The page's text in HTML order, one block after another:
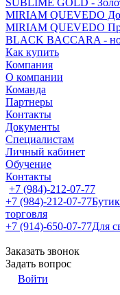
SUBLIME GOLD -
MIRIAM QUEVEDO
MIRIAM QUEVEDO
BLACK BACCARA -
Как купить
Компания
О компании
Команда
Партнеры
Контакты
Документы
Специалистам
Личный кабинет
Обучение
Контакты
+7 (984)-212-07-77
+7 (984)-212-07-77
торговля
+7 (914)-650-07-77Для
Заказать звонок
Задать вопрос
Войти